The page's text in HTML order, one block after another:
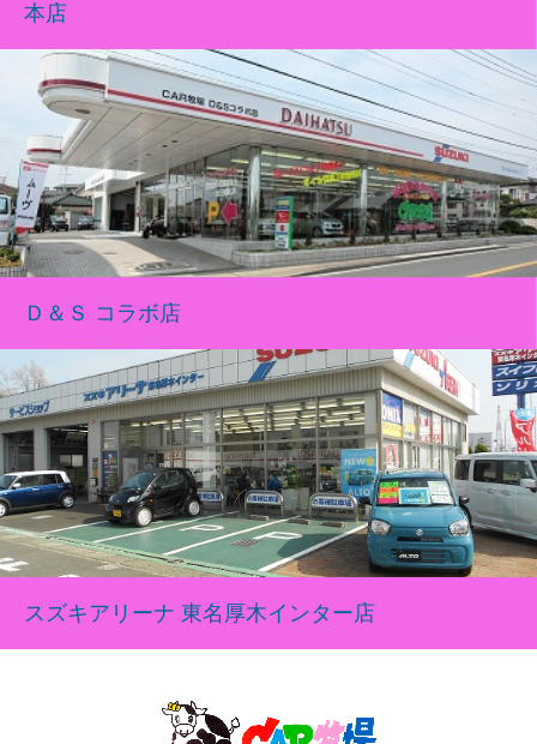
本店
Ｄ＆Ｓ コラボ店
スズキアリーナ 東名厚木インター店